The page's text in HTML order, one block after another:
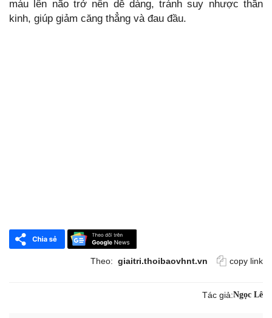
máu lên não trở nên dễ dàng, tránh suy nhược thần
kinh, giúp giảm căng thẳng và đau đầu.
Theo: giaitri.thoibaovhnt.vn copy link
Tác giả:Ngọc Lê